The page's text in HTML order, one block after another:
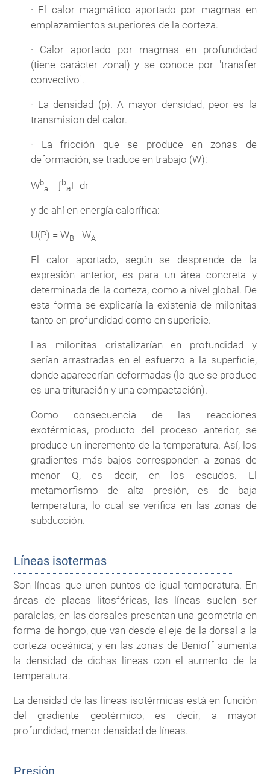
· El calor magmático aportado por magmas en
emplazamientos superiores de la corteza.
· Calor aportado por magmas en profundidad
(tiene carácter zonal) y se conoce por "transfer
convectivo".
· La densidad (ρ). A mayor densidad, peor es la
transmision del calor.
· La fricción que se produce en zonas de
deformación, se traduce en trabajo (W):
Wb
a = ∫b
aF dr
y de ahí en energía calorífica:
U(P) = WB - WA
El calor aportado, según se desprende de la
expresión anterior, es para un área concreta y
determinada de la corteza, como a nivel global. De
esta forma se explicaría la existenia de milonitas
tanto en profundidad como en supericie.
Las milonitas cristalizarían en profundidad y
serían arrastradas en el esfuerzo a la superficie,
donde aparecerían deformadas (lo que se produce
es una trituración y una compactación).
Como consecuencia de las reacciones
exotérmicas, producto del proceso anterior, se
produce un incremento de la temperatura. Así, los
gradientes más bajos corresponden a zonas de
menor Q, es decir, en los escudos. El
metamorfismo de alta presión, es de baja
temperatura, lo cual se verifica en las zonas de
subducción.
Líneas isotermas
Son líneas que unen puntos de igual temperatura. En
áreas de placas litosféricas, las líneas suelen ser
paralelas, en las dorsales presentan una geometría en
forma de hongo, que van desde el eje de la dorsal a la
corteza oceánica; y en las zonas de Benioff aumenta
la densidad de dichas líneas con el aumento de la
temperatura.
La densidad de las líneas isotérmicas está en función
del gradiente geotérmico, es decir, a mayor
profundidad, menor densidad de líneas.
Presión